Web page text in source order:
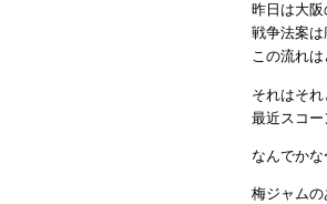
昨日は大阪
戦争法案は
この流れは
それはそれ
最近スコー
なんでかな
梅ジャム